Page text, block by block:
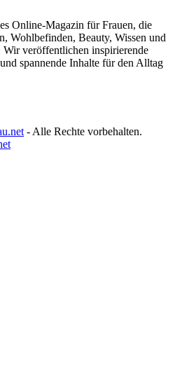
Online-Magazin für Frauen, die
Wohlbefinden, Beauty, Wissen und
Wir veröffentlichen inspirierende
spannende Inhalte für den Alltag
- Alle Rechte vorbehalten.